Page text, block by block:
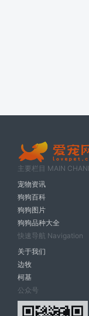
主要栏目 MAIN
宠物资讯
狗狗百科
狗狗图片
狗狗品种大全
快速导航 Navigation
关于我们
边牧
柯基
公众号